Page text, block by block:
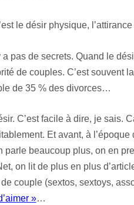
le désir physique,
pas de secrets. Quand le
de couples. C’est souvent
de 35 % des divorces…
C’est facile à dire, je sais.
Et avant, à
parle beaucoup plus, on en
on lit de plus en plus
couple (sextos, sextoys,
»…